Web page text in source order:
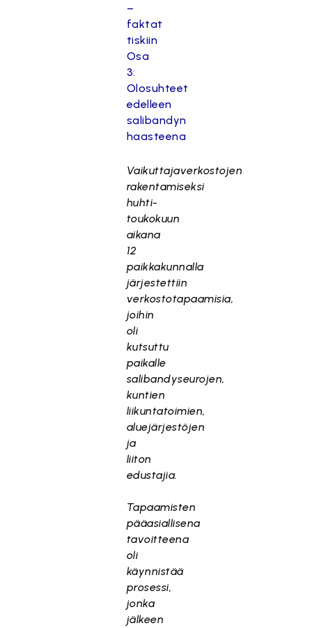
–
faktat
tiskiin
Osa
3:
Olosuhteet
edelleen
salibandyn
haasteena
Vaikuttajaverkostojen
rakentamiseksi
huhti-
toukokuun
aikana
12
paikkakunnalla
järjestettiin
verkostotapaamisia,
joihin
oli
kutsuttu
paikalle
salibandyseurojen,
kuntien
liikuntatoimien,
aluejärjestöjen
ja
liiton
edustajia.
Tapaamisten
pääasiallisena
tavoitteena
oli
käynnistää
prosessi,
jonka
jälkeen